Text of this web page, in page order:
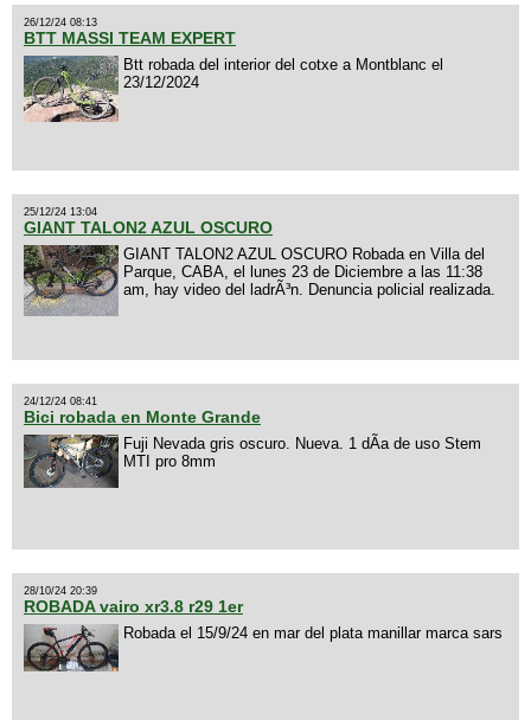
26/12/24 08:13
BTT MASSI TEAM EXPERT
Btt robada del interior del cotxe a Montblanc el
23/12/2024
25/12/24 13:04
GIANT TALON2 AZUL OSCURO
GIANT TALON2 AZUL OSCURO Robada en Villa del
Parque, CABA, el lunes 23 de Diciembre a las 11:38
am, hay video del ladrÃ³n. Denuncia policial realizada.
24/12/24 08:41
Bici robada en Monte Grande
Fuji Nevada gris oscuro. Nueva. 1 dÃ­a de uso Stem
MTI pro 8mm
28/10/24 20:39
ROBADA vairo xr3.8 r29 1er
Robada el 15/9/24 en mar del plata manillar marca sars